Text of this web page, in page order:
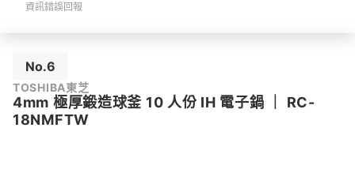
資訊錯誤回報
No.6
TOSHIBA東芝
4mm 極厚鍛造球釜 10 人份 IH 電子鍋
RC-
18NMFTW